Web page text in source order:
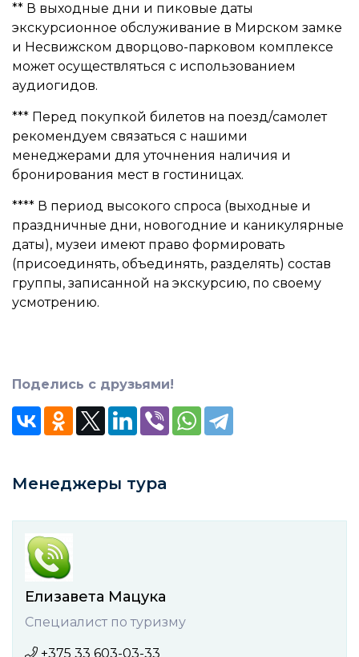
** В выходные дни и пиковые даты
экскурсионное обслуживание в Мирском замке
и Несвижском дворцово-парковом комплексе
может осуществляться с использованием
аудиогидов.
*** Перед покупкой билетов на поезд/самолет
рекомендуем связаться с нашими
менеджерами для уточнения наличия и
бронирования мест в гостиницах.
**** В период высокого спроса (выходные и
праздничные дни, новогодние и каникулярные
даты), музеи имеют право формировать
(присоединять, объединять, разделять) состав
группы, записанной на экскурсию, по своему
усмотрению.
Поделись с друзьями!
Менеджеры тура
Елизавета Мацука
Специалист по туризму
+375 33 603-03-33